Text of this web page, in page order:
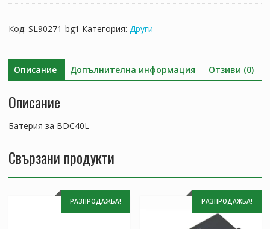
Код: SL90271-bg1 Категория: Други
Описание Допълнителна информация Отзиви (0)
Описание
Батерия за BDC40L
Свързани продукти
РАЗПРОДАЖБА! РАЗПРОДАЖБА!